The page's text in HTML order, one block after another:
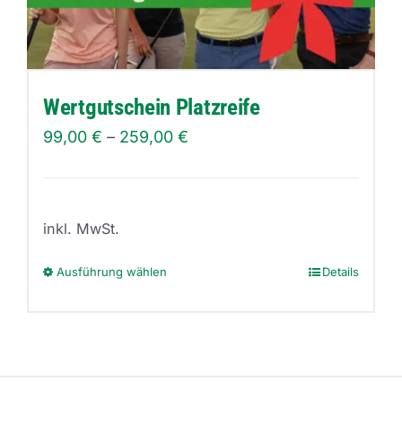
können
auf
der
Produktseite
gewählt
Wertgutschein Platzreife
99,00 € – 259,00 €
inkl. MwSt.
Ausführung wählen Details